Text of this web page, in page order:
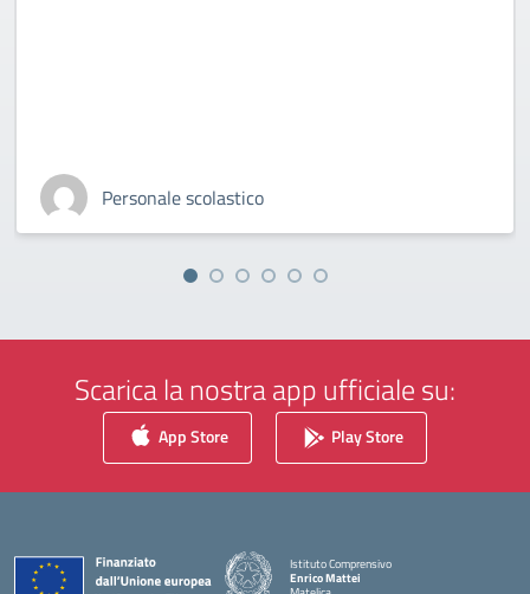
Personale scolastico
Scarica la nostra app ufficiale su:
App Store Play Store
Istituto Comprensivo
Enrico Mattei